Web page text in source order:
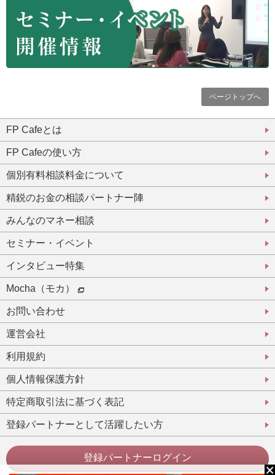
ページトップへ
FP Cafeとは
FP Cafeの使い方
個別有料相談料金について
精鋭のお金の相談パートナー陣
みんなのマネー相談
セミナー・イベント
インタビュー特集
Mocha（モカ）
お問い合わせ
運営会社
利用規約
個人情報保護方針
特定商取引法に基づく表記
登録パートナーとして活躍したい方
登録パートナーログイン